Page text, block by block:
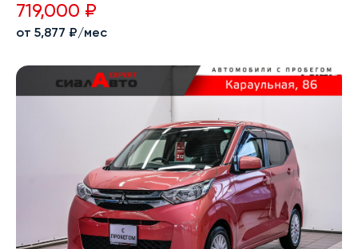
719,000 ₽
от 5,877 ₽/мес